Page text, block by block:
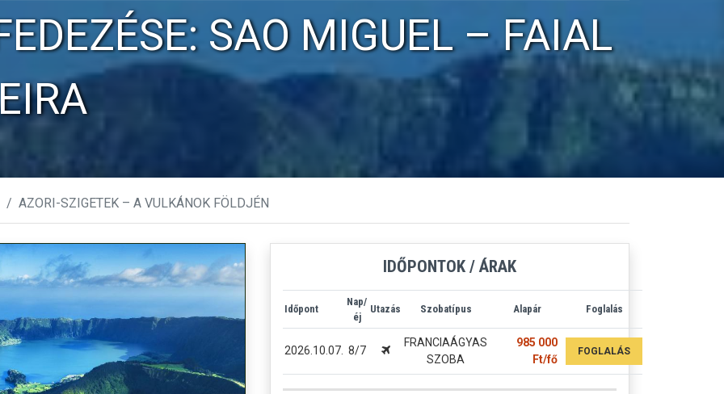
SAO MIGUEL – FAIAL
AZORI-SZIGETEK – A VULKÁNOK FÖLDJÉN
IDŐPONTOK / ÁRAK
Időpont
Nap/
éj
Utazás Szobatípus Alapár Foglalás
2026.10.07. 8/7
FRANCIAÁGYAS
SZOBA
985 000
Ft/fő
FOGLALÁS